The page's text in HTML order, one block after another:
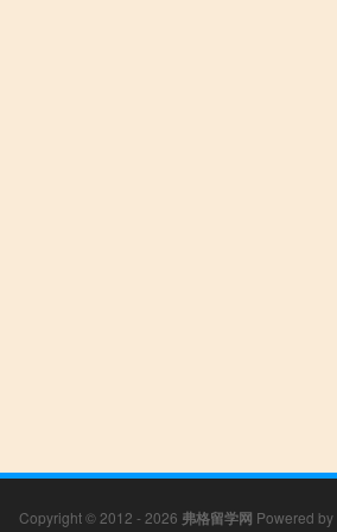
Copyright © 2012 - 2026 弗格留学网 Powered by